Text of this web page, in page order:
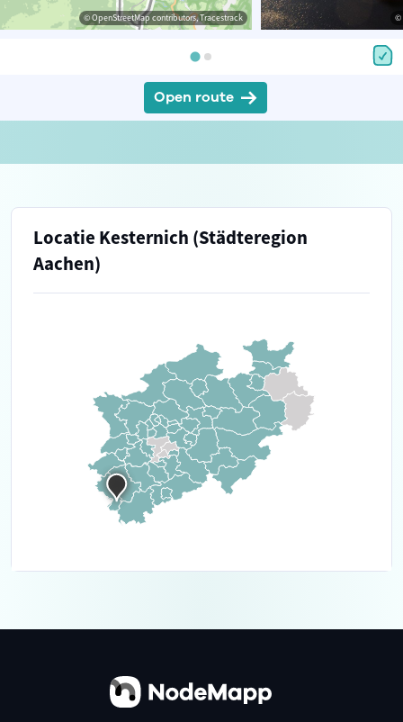
© OpenStreetMap contributors, Tracestrack ©
Open route
Locatie Kesternich (Städteregion
Aachen)